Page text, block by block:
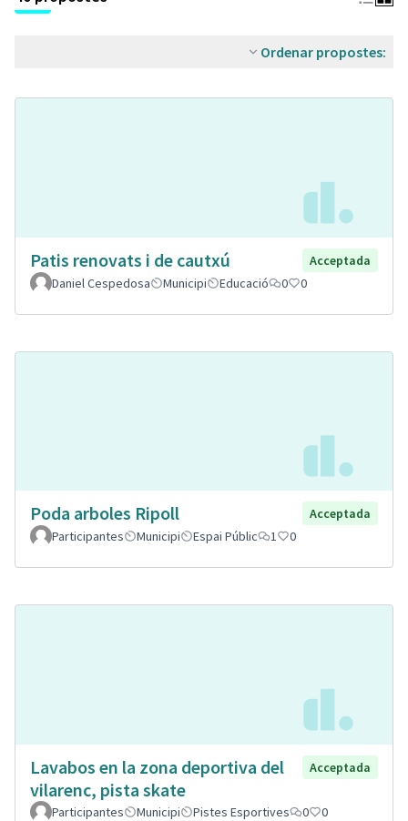
Ordenar propostes:
Patis renovats i de cautxú
Acceptada
Daniel Cespedosa
Municipi Educació 0 0
Poda arboles Ripoll
Acceptada
Participantes
Municipi Espai Públic 1 0
Lavabos en la zona deportiva del
vilarenc, pista skate
Acceptada
Participantes Municipi Pistes Esportives 0 0